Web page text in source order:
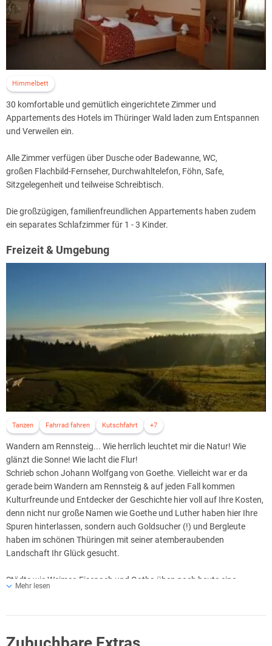
Himmelbett
30 komfortable und gemütlich eingerichtete Zimmer und
Appartements des Hotels im Thüringer Wald laden zum Entspannen
und Verweilen ein.
Alle Zimmer verfügen über Dusche oder Badewanne, WC,
großen Flachbild-Fernseher, Durchwahltelefon, Föhn, Safe,
Sitzgelegenheit und teilweise Schreibtisch.
Die großzügigen, familienfreundlichen Appartements haben zudem
ein separates Schlafzimmer für 1 - 3 Kinder.
Freizeit & Umgebung
Tanzen Fahrrad fahren Kutschfahrt +7
Wandern am Rennsteig... Wie herrlich leuchtet mir die Natur! Wie
glänzt die Sonne! Wie lacht die Flur!
Schrieb schon Johann Wolfgang von Goethe. Vielleicht war er da
gerade beim Wandern am Rennsteig & auf jeden Fall kommen
Kulturfreunde und Entdecker der Geschichte hier voll auf Ihre Kosten,
denn nicht nur große Namen wie Goethe und Luther haben hier Ihre
Spuren hinterlassen, sondern auch Goldsucher (!) und Bergleute
haben im schönen Thüringen mit seiner atemberaubenden
Landschaft Ihr Glück gesucht.
Städte wie Weimar, Eisenach und Gotha üben noch heute eine
Mehr lesen